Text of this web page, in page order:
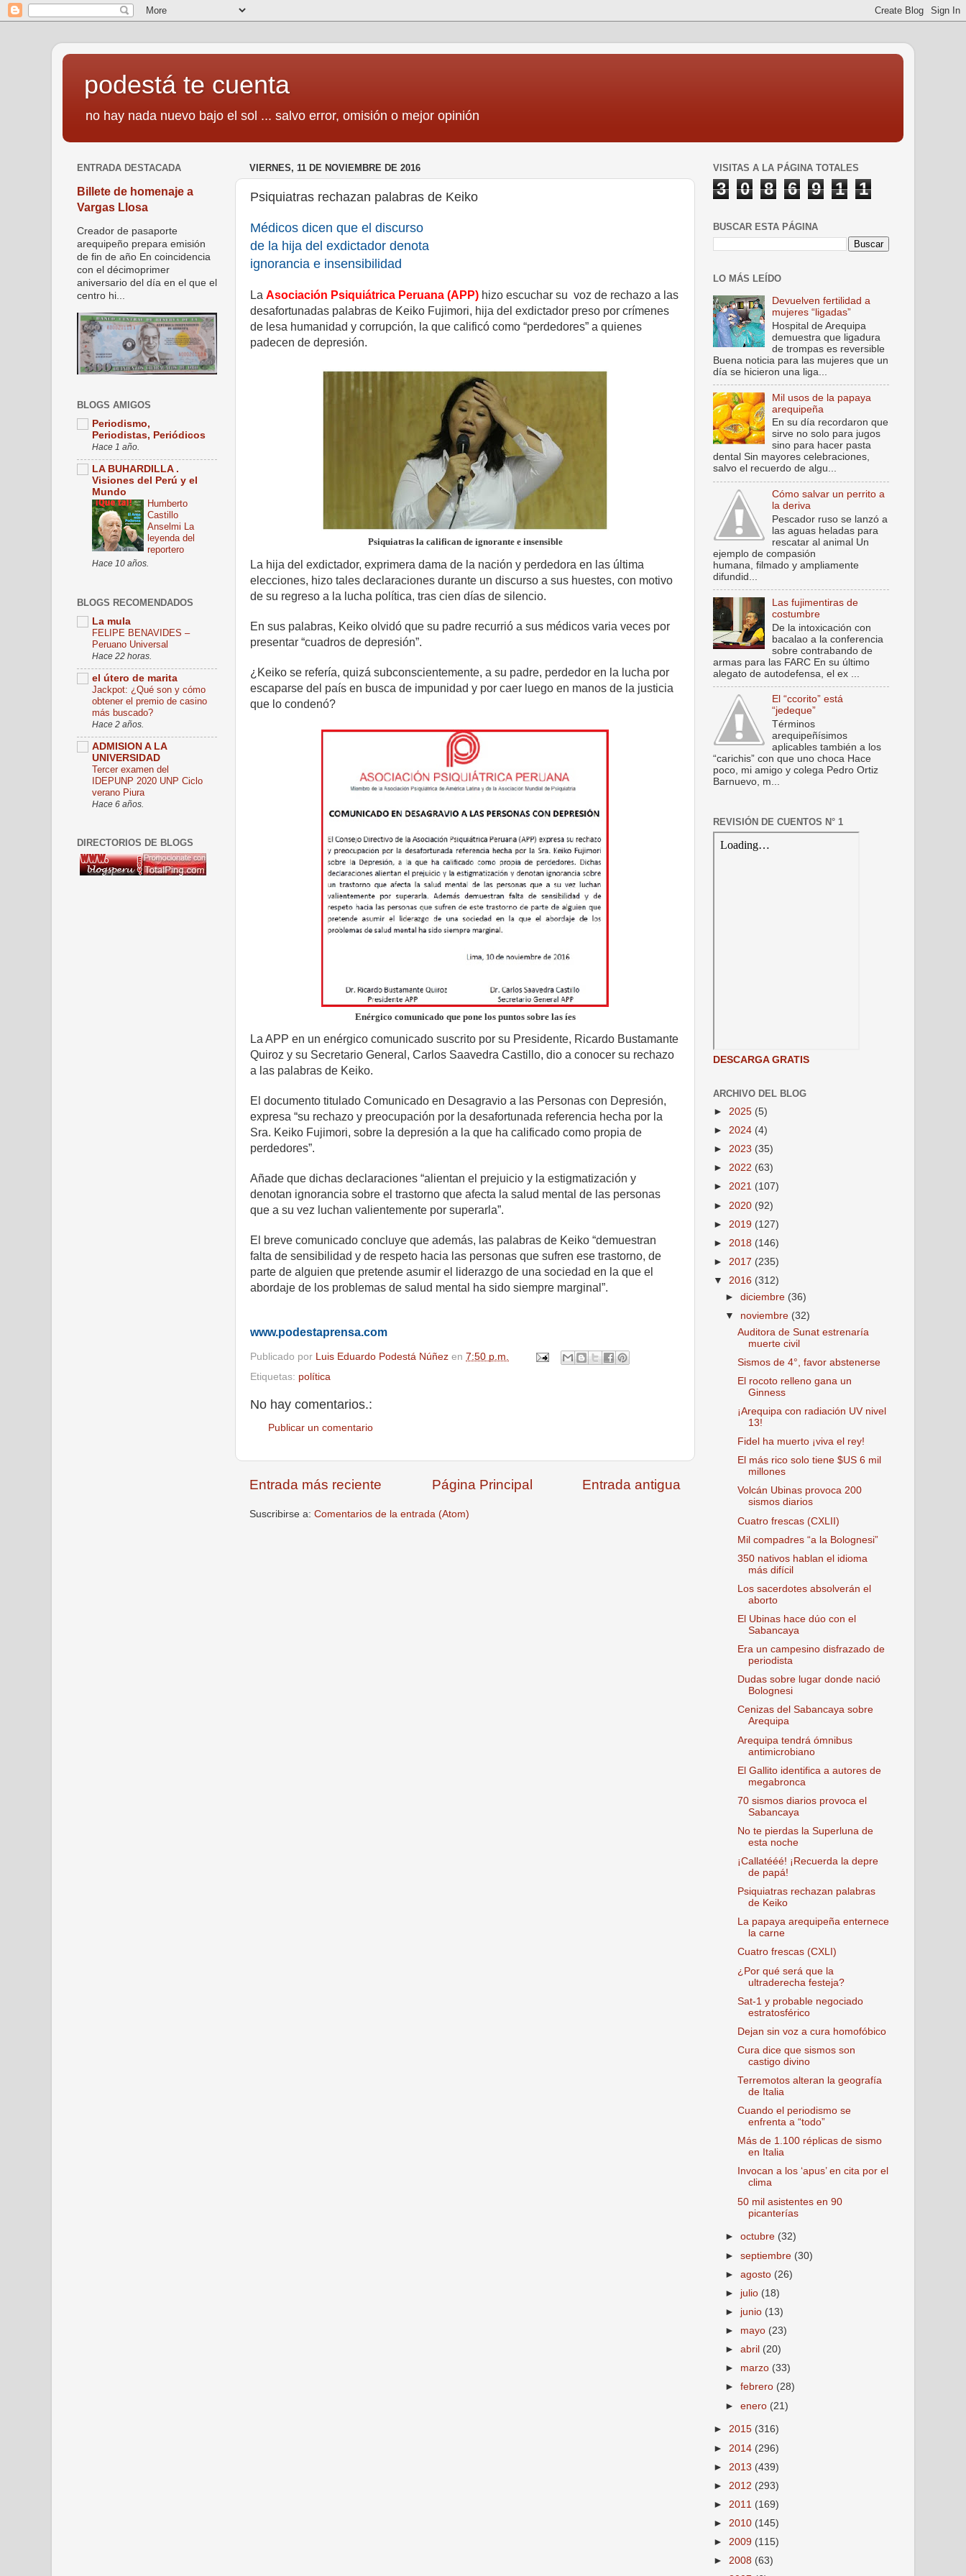
podestá te cuenta
no hay nada nuevo bajo el sol ... salvo error, omisión o mejor opinión
VIERNES, 11 DE NOVIEMBRE DE 2016
Psiquiatras rechazan palabras de Keiko
Médicos dicen que el discurso
de la hija del exdictador denota
ignorancia e insensibilidad
La Asociación Psiquiátrica Peruana (APP) hizo escuchar su voz de rechazo a las
desafortunadas palabras de Keiko Fujimori, hija del exdictador preso por crímenes
de lesa humanidad y corrupción, la que calificó como “perdedores” a quienes
padecen de depresión.
Psiquiatras la califican de ignorante e insensible
La hija del exdictador, exprimera dama de la nación y perdedora en las última
elecciones, hizo tales declaraciones durante un discurso a sus huestes, con motivo
de su regreso a la lucha política, tras cien días de silencio.
En sus palabras, Keiko olvidó que su padre recurrió a sus médicos varia veces por
presentar “cuadros de depresión”.
¿Keiko se refería, quizá subconscientemente, a su padre, perdedor en la lucha por
escaparse del país en busca de impunidad y por caer luego en manos de la justicia
que lo condenó?
Enérgico comunicado que pone los puntos sobre las íes
La APP en un enérgico comunicado suscrito por su Presidente, Ricardo Bustamante
Quiroz y su Secretario General, Carlos Saavedra Castillo, dio a conocer su rechazo
a las palabras de Keiko.
El documento titulado Comunicado en Desagravio a las Personas con Depresión,
expresa “su rechazo y preocupación por la desafortunada referencia hecha por la
Sra. Keiko Fujimori, sobre la depresión a la que ha calificado como propia de
perdedores”.
Añade que dichas declaraciones “alientan el prejuicio y la estigmatización y
denotan ignorancia sobre el trastorno que afecta la salud mental de las personas
que a su vez luchan valientemente por superarla”.
El breve comunicado concluye que además, las palabras de Keiko “demuestran
falta de sensibilidad y de respeto hacia las personas que sufren ese trastorno, de
parte de alguien que pretende asumir el liderazgo de una sociedad en la que el
abordaje de los problemas de salud mental ha sido siempre marginal”.
www.podestaprensa.com
Publicado por Luis Eduardo Podestá Núñez en 7:50 p.m.
Etiquetas: política
No hay comentarios.:
Publicar un comentario
Entrada más reciente Entrada antigua
Página Principal
Suscribirse a: Comentarios de la entrada (Atom)
ENTRADA DESTACADA
Billete de homenaje a
Vargas Llosa
Creador de pasaporte
arequipeño prepara emisión
de fin de año En coincidencia
con el décimoprimer
aniversario del día en el que el
centro hi...
BLOGS AMIGOS
Periodismo,
Periodistas, Periódicos
Hace 1 año.
LA BUHARDILLA .
Visiones del Perú y el
Mundo
Humberto
Castillo
Anselmi La
leyenda del
reportero
Hace 10 años.
BLOGS RECOMENDADOS
La mula
FELIPE BENAVIDES –
Peruano Universal
Hace 22 horas.
el útero de marita
Jackpot: ¿Qué son y cómo
obtener el premio de casino
más buscado?
Hace 2 años.
ADMISION A LA
UNIVERSIDAD
Tercer examen del
IDEPUNP 2020 UNP Ciclo
verano Piura
Hace 6 años.
DIRECTORIOS DE BLOGS
VISITAS A LA PÁGINA TOTALES
3 0 8 6 9 1 1
BUSCAR ESTA PÁGINA
LO MÁS LEÍDO
Devuelven fertilidad a
mujeres “ligadas”
Hospital de Arequipa
demuestra que ligadura
de trompas es reversible
Buena noticia para las mujeres que un
día se hicieron una liga...
Mil usos de la papaya
arequipeña
En su día recordaron que
sirve no solo para jugos
sino para hacer pasta
dental Sin mayores celebraciones,
salvo el recuerdo de algu...
Cómo salvar un perrito a
la deriva
Pescador ruso se lanzó a
las aguas heladas para
rescatar al animal Un
ejemplo de compasión
humana, filmado y ampliamente
difundid...
Las fujimentiras de
costumbre
De la intoxicación con
bacalao a la conferencia
sobre contrabando de
armas para las FARC En su último
alegato de autodefensa, el ex ...
El “ccorito” está
“jedeque”
Términos
arequipeñísimos
aplicables también a los
“carichis” con que uno choca Hace
poco, mi amigo y colega Pedro Ortiz
Barnuevo, m...
REVISIÓN DE CUENTOS N° 1
DESCARGA GRATIS
ARCHIVO DEL BLOG
► 2025 (5)
► 2024 (4)
► 2023 (35)
► 2022 (63)
► 2021 (107)
► 2020 (92)
► 2019 (127)
► 2018 (146)
► 2017 (235)
▼ 2016 (312)
►diciembre (36)
▼ noviembre (32)
Auditora de Sunat estrenaría
muerte civil
Sismos de 4°, favor abstenerse
El rocoto relleno gana un
Ginness
¡Arequipa con radiación UV nivel
13!
Fidel ha muerto ¡viva el rey!
El más rico solo tiene $US 6 mil
millones
Volcán Ubinas provoca 200
sismos diarios
Cuatro frescas (CXLII)
Mil compadres “a la Bolognesi”
350 nativos hablan el idioma
más difícil
Los sacerdotes absolverán el
aborto
El Ubinas hace dúo con el
Sabancaya
Era un campesino disfrazado de
periodista
Dudas sobre lugar donde nació
Bolognesi
Cenizas del Sabancaya sobre
Arequipa
Arequipa tendrá ómnibus
antimicrobiano
El Gallito identifica a autores de
megabronca
70 sismos diarios provoca el
Sabancaya
No te pierdas la Superluna de
esta noche
¡Callatééé! ¡Recuerda la depre
de papá!
Psiquiatras rechazan palabras
de Keiko
La papaya arequipeña enternece
la carne
Cuatro frescas (CXLI)
¿Por qué será que la
ultraderecha festeja?
Sat-1 y probable negociado
estratosférico
Dejan sin voz a cura homofóbico
Cura dice que sismos son
castigo divino
Terremotos alteran la geografía
de Italia
Cuando el periodismo se
enfrenta a “todo”
Más de 1.100 réplicas de sismo
en Italia
Invocan a los ‘apus’ en cita por el
clima
50 mil asistentes en 90
picanterías
►octubre (32)
►septiembre (30)
►agosto (26)
► julio (18)
► junio (13)
► mayo (23)
►abril (20)
► marzo (33)
►febrero (28)
►enero (21)
► 2015 (316)
► 2014 (296)
► 2013 (439)
► 2012 (293)
► 2011 (169)
► 2010 (145)
► 2009 (115)
► 2008 (63)